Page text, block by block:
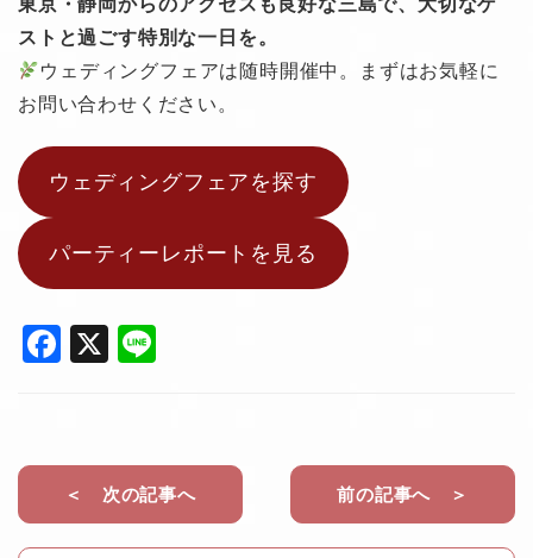
東京・静岡からのアクセスも良好な三島で、大切なゲ
ストと過ごす特別な一日を。
ウェディングフェアは随時開催中。まずはお気軽に
お問い合わせください。
ウェディングフェアを探す
パーティーレポートを見る
F
e
b
o
X
＜ 次の記事へ 前の記事へ ＞